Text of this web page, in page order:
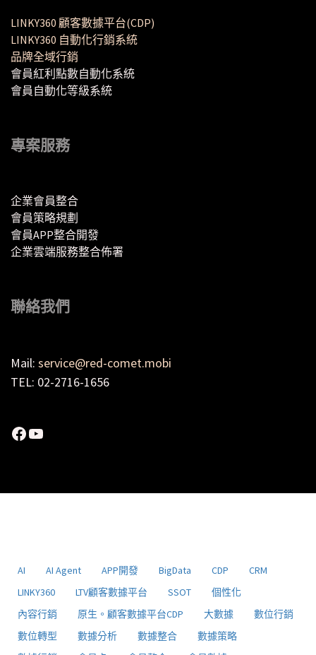
LINKY360 顧客數據平台(CDP)
LINKY360 自動化行銷系統
品牌全域行銷
會員紅利點數自動化系統
會員自動化等級系統
專案服務
企業會員整合
會員策略規劃
會員APP整合開發
企業雲端服務整合佈署
聯絡我們
Mail: service@red-comet.mobi
TEL: 02-2716-1656
Facebook
YouTube
AI AI Agent APP開發 BigData CDP
CRM
LINKY360
LTV顧客數據平台 SSOT
個性化
內容行銷
原生。顧客數據平台CDP 大數據
數位行銷
數位轉型
數據分析 數據整合
數據策略